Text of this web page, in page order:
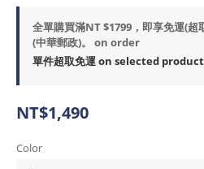
全單購買滿NT $1799，即享免運(
(中華郵政)。 on order
單件超取免運 on selected
NT$1,490
Color